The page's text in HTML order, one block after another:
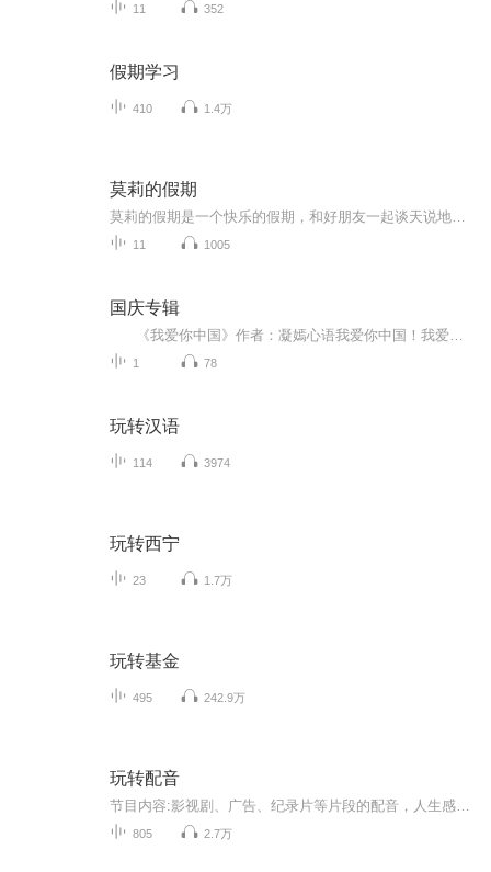
11 352
假期学习
410 1.4万
莫莉的假期
11 1005
国庆专辑
1 78
玩转汉语
114 3974
玩转西宁
23 1.7万
玩转基金
495 242.9万
玩转配音
805 2.7万